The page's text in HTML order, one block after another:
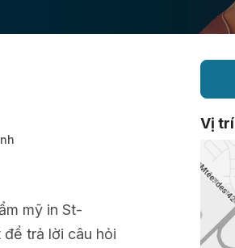
mỹ in St-
để trả lời câu hỏi
Vị trí